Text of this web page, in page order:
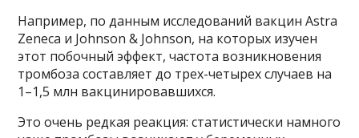
Например, по данным исследований вакцин Astra
Zeneca и Johnson & Johnson, на которых изучен
этот побочный эффект, частота возникновения
тромбоза составляет до трех-четырех случаев на
1–1,5 млн вакцинировавшихся.
Это очень редкая реакция: статистически намного